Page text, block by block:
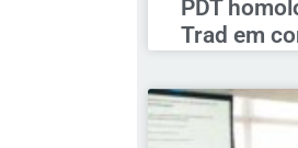
PDT
Trad em